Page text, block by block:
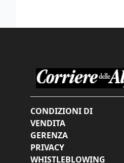
CONDIZIONI DI
VENDITA
GERENZA
PRIVACY
WHISTLEBLOWING